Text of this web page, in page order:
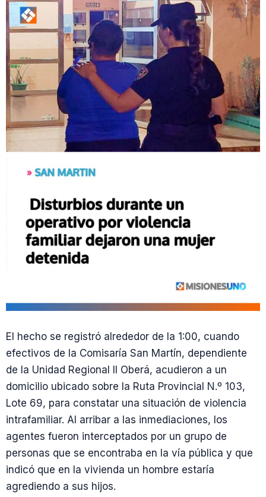
El hecho se registró alrededor de la 1:00, cuando
efectivos de la Comisaría San Martín, dependiente
de la Unidad Regional II Oberá, acudieron a un
domicilio ubicado sobre la Ruta Provincial N.º 103,
Lote 69, para constatar una situación de violencia
intrafamiliar. Al arribar a las inmediaciones, los
agentes fueron interceptados por un grupo de
personas que se encontraba en la vía pública y que
indicó que en la vivienda un hombre estaría
agrediendo a sus hijos.